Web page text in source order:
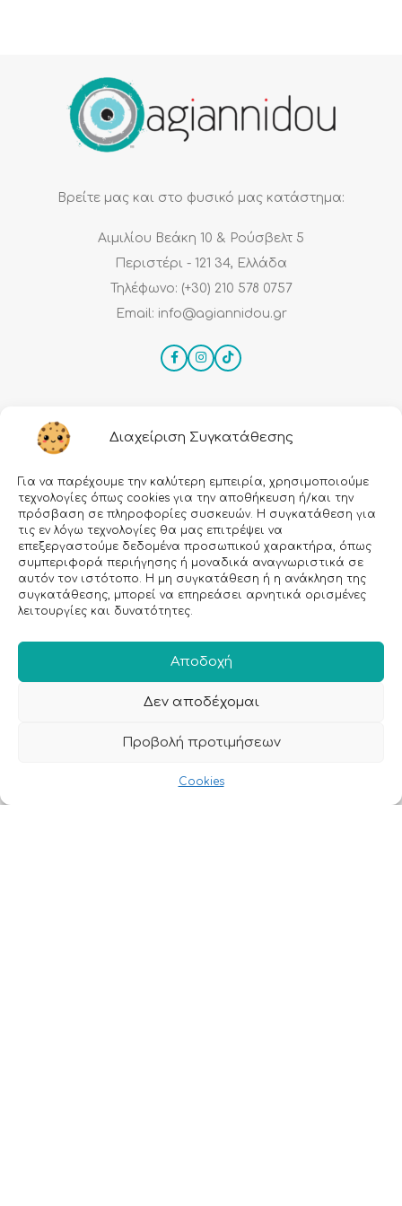
Διαχείριση Συγκατάθεσης
Για να παρέχουμε την καλύτερη εμπειρία, χρησιμοποιούμε
τεχνολογίες όπως cookies για την αποθήκευση ή/και την
πρόσβαση σε πληροφορίες συσκευών. Η συγκατάθεση για
τις εν λόγω τεχνολογίες θα μας επιτρέψει να
επεξεργαστούμε δεδομένα προσωπικού χαρακτήρα, όπως
συμπεριφορά περιήγησης ή μοναδικά αναγνωριστικά σε
αυτόν τον ιστότοπο. Η μη συγκατάθεση ή η ανάκληση της
συγκατάθεσης, μπορεί να επηρεάσει αρνητικά ορισμένες
λειτουργίες και δυνατότητες.
Αποδοχή
Δεν αποδέχομαι
Προβολή προτιμήσεων
Cookies
Βρείτε μας και στο φυσικό μας κατάστημα:
Αιμιλίου Βεάκη 10 & Ρούσβελτ 5
Περιστέρι - 121 34, Ελλάδα
Τηλέφωνο: (+30) 210 578 0757
Email: info@agiannidou.gr
Εγραφείτε στο Newsletter μας!
Email: